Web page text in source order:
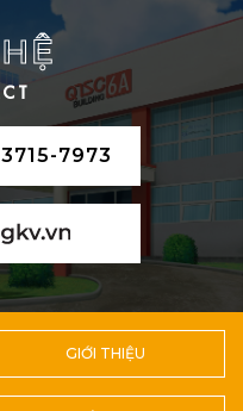
7973
GIỚI THIỆU